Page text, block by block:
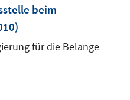
beim
für die Belange